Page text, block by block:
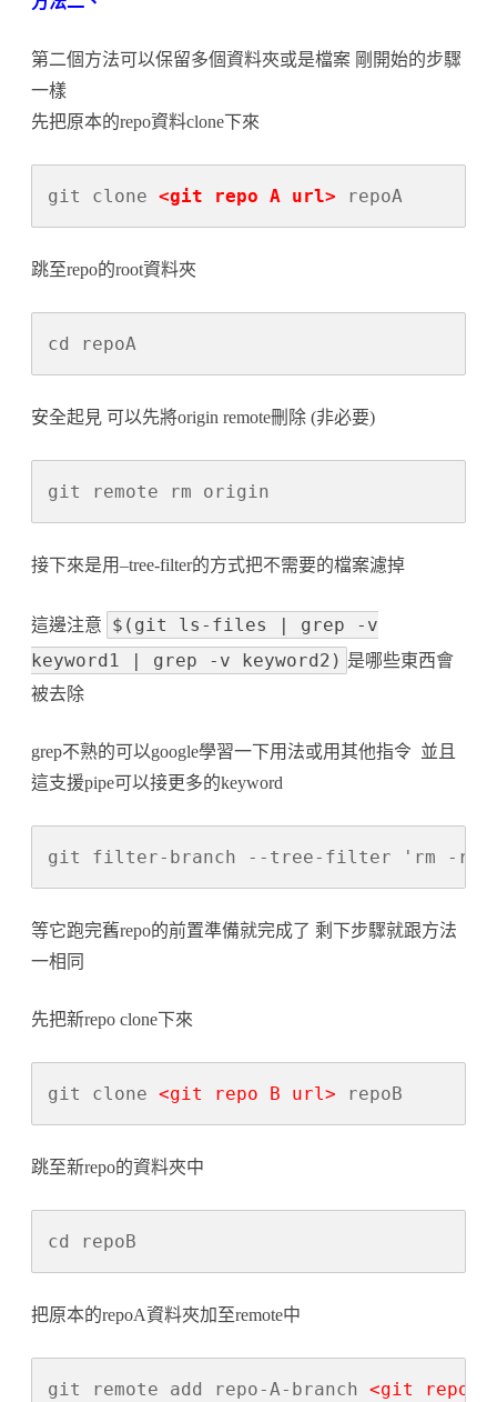
第二個方法可以保留多個資料夾或是檔案 剛開始的步驟
一樣
先把原本的repo資料clone下來
git clone <git repo A url>
跳至repo的root資料夾
安全起見 可以先將origin remote刪除 (非必要)
git remote rm origin
接下來是用–tree-filter的方式把不需要的檔案濾掉
這邊注意
$(git ls-files | grep -v
keyword1 | grep -v keyword2) 是哪些東西會
被去除
grep不熟的可以google學習一下用法或用其他指令 並且
這支援pipe可以接更多的keyword
git filter-branch --tree-filter 'rm -rf
等它跑完舊repo的前置準備就完成了 剩下步驟就跟方法
一相同
先把新repo clone下來
git clone <git repo B url> repoB
跳至新repo的資料夾中
cd repoB
把原本的repoA資料夾加至remote中
git remote add repo-A-branch <git repo